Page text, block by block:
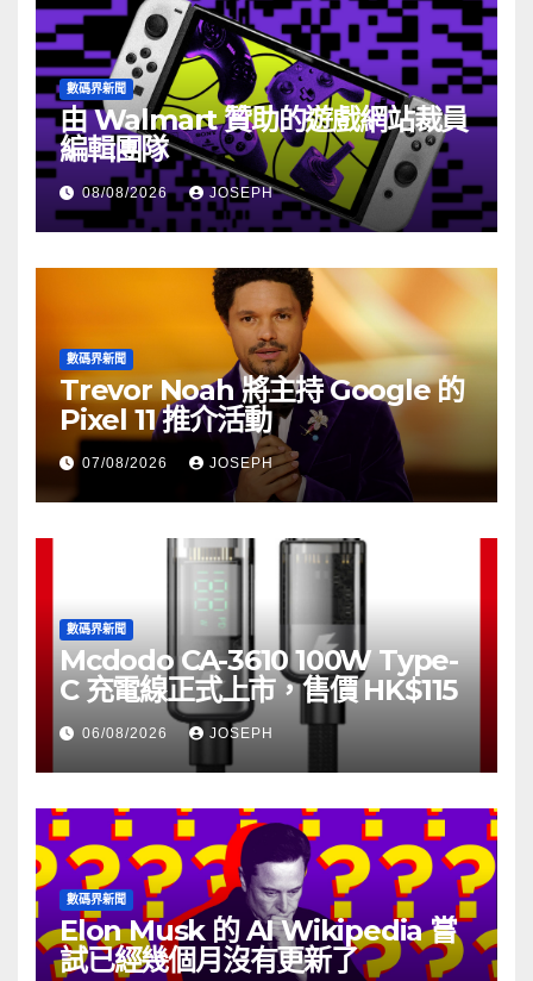
數碼界新聞
由 Walmart 贊助的遊戲網站裁員
編輯團隊
08/08/2026 JOSEPH
數碼界新聞
Trevor Noah 將主持 Google 的
Pixel 11 推介活動
07/08/2026 JOSEPH
數碼界新聞
Mcdodo CA-3610 100W Type-
C 充電線正式上市，售價 HK$115
06/08/2026 JOSEPH
數碼界新聞
Elon Musk 的 AI Wikipedia 嘗
試已經幾個月沒有更新了